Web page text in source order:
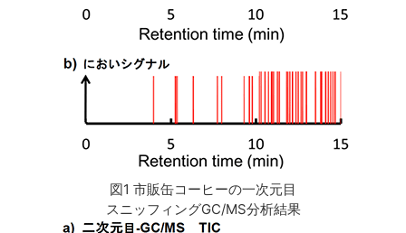
図1 市販缶コーヒーの一次元目
スニッフィングGC/MS分析結果